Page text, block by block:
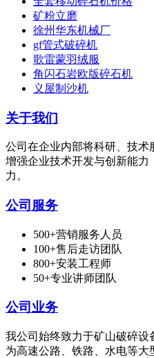
矿粉立磨
徐州华东机械厂
gf管式破碎机
歌雷蒙羽绒服
角闪石岩欧版碎石机
义屋制沙机
关于我们
公司在企业内部将科研、技术
增强企业技术开发与创新能
力。
公司服务
500+营销服务人员
100+售后走访团队
800+安装工程师
50+专业讲师团队
公司业务
我公司始终致力于矿山破碎设
为高速公路、铁路、水电等